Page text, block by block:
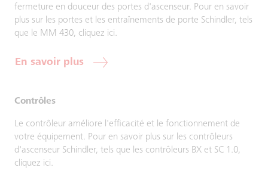
fermeture en douceur des portes d'ascenseur. Pour en savoir
plus sur les portes et les entraînements de porte Schindler, tels
que le MM 430, cliquez ici.
En savoir plus
Contrôles
Le contrôleur améliore l'efficacité et le fonctionnement de
votre équipement. Pour en savoir plus sur les contrôleurs
d'ascenseur Schindler, tels que les contrôleurs BX et SC 1.0,
cliquez ici.